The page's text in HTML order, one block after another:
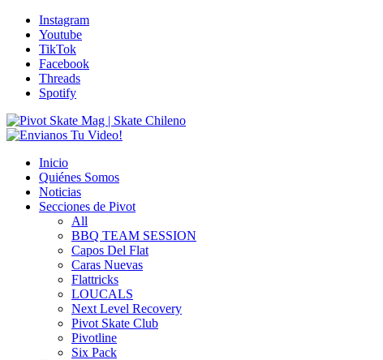
Instagram
Youtube
TikTok
Facebook
Threads
Spotify
Inicio
Quiénes Somos
Noticias
Secciones de Pivot
All
BBQ TEAM SESSION
Capos Del Flat
Caras Nuevas
Flattricks
LOUCALS
Next Level Recovery
Pivot Skate Club
Pivotline
Six Pack